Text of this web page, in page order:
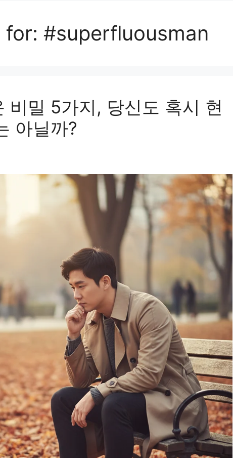
for: #superfluousman
비밀 5가지, 당신도 혹시 현
아닐까?